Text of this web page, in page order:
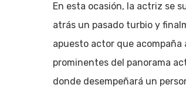
En esta ocasión, la actriz se
atrás un pasado turbio y
apuesto actor que acompaña
prominentes del panorama
donde desempeñará un